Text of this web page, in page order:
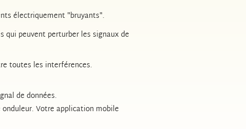
électriquement "bruyants".
qui peuvent perturber les signaux de
toutes les interférences.
de données.
Votre application mobile